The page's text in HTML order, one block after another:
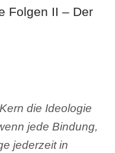
Folgen II – Der
die Ideologie
jede Bindung,
jederzeit in